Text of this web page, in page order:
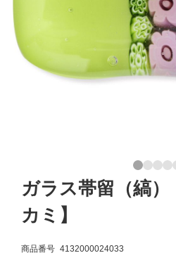
ガラス帯留（縞
カミ】
商品番号 4132000024033